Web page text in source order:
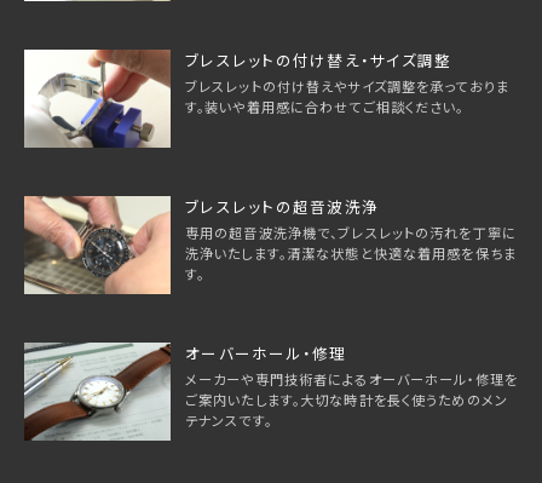
ブレスレットの付け替え・サイズ調整
ブレスレットの付け替えやサイズ調整を承っておりま
す。装いや着用感に合わせてご相談ください。
ブレスレットの超音波洗浄
専用の超音波洗浄機で、ブレスレットの汚れを丁寧に
洗浄いたします。清潔な状態と快適な着用感を保ちま
す。
オーバーホール・修理
メーカーや専門技術者によるオーバーホール・修理を
ご案内いたします。大切な時計を長く使うためのメン
テナンスです。